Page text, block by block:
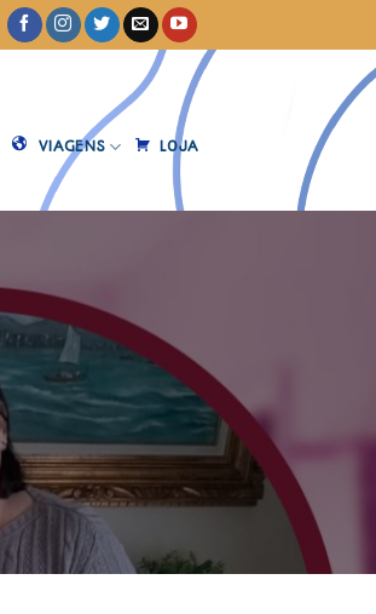
VIAGENS LOJA